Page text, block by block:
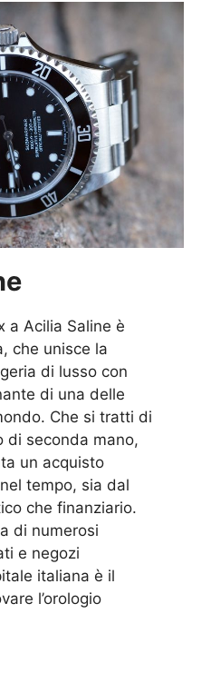
a Acilia Saline è
che unisce la
di lusso con
di una delle
Che si tratti di
di seconda mano,
un acquisto
tempo, sia dal
che finanziario.
di numerosi
e negozi
italiana è il
l’orologio